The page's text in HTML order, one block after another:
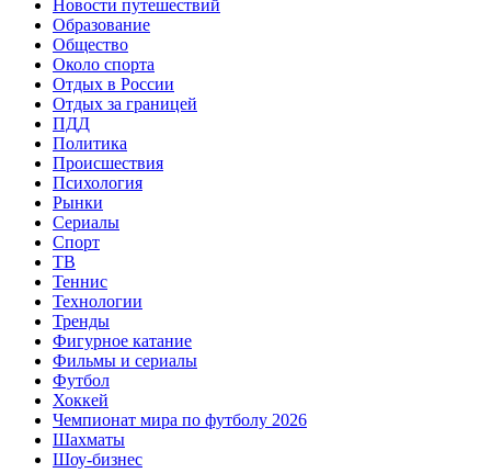
Новости путешествий
Образование
Общество
Около спорта
Отдых в России
Отдых за границей
ПДД
Политика
Происшествия
Психология
Рынки
Сериалы
Спорт
ТВ
Теннис
Технологии
Тренды
Фигурное катание
Фильмы и сериалы
Футбол
Хоккей
Чемпионат мира по футболу 2026
Шахматы
Шоу-бизнес